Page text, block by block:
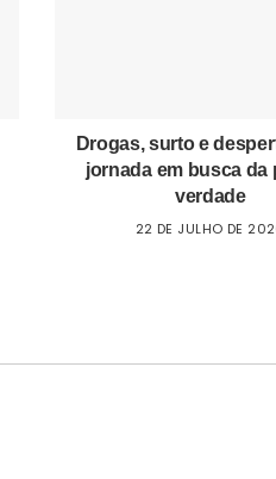
Drogas, surto e
jornada em busca da
verdade
22 DE JULHO DE